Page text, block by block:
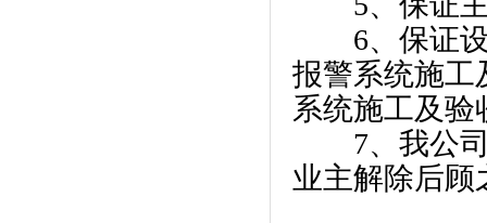
6、保证设
报警系统施工
系统施工及验
7、我公司
业主解除后顾